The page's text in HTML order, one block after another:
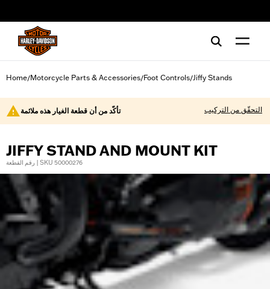
Home/Motorcycle Parts & Accessories/Foot Controls/Jiffy Stands
تأكّد من أن قطعة الغيار هذه ملائمة التحقّق من التركيب
JIFFY STAND AND MOUNT KIT
رقم القطعة | SKU 50000276